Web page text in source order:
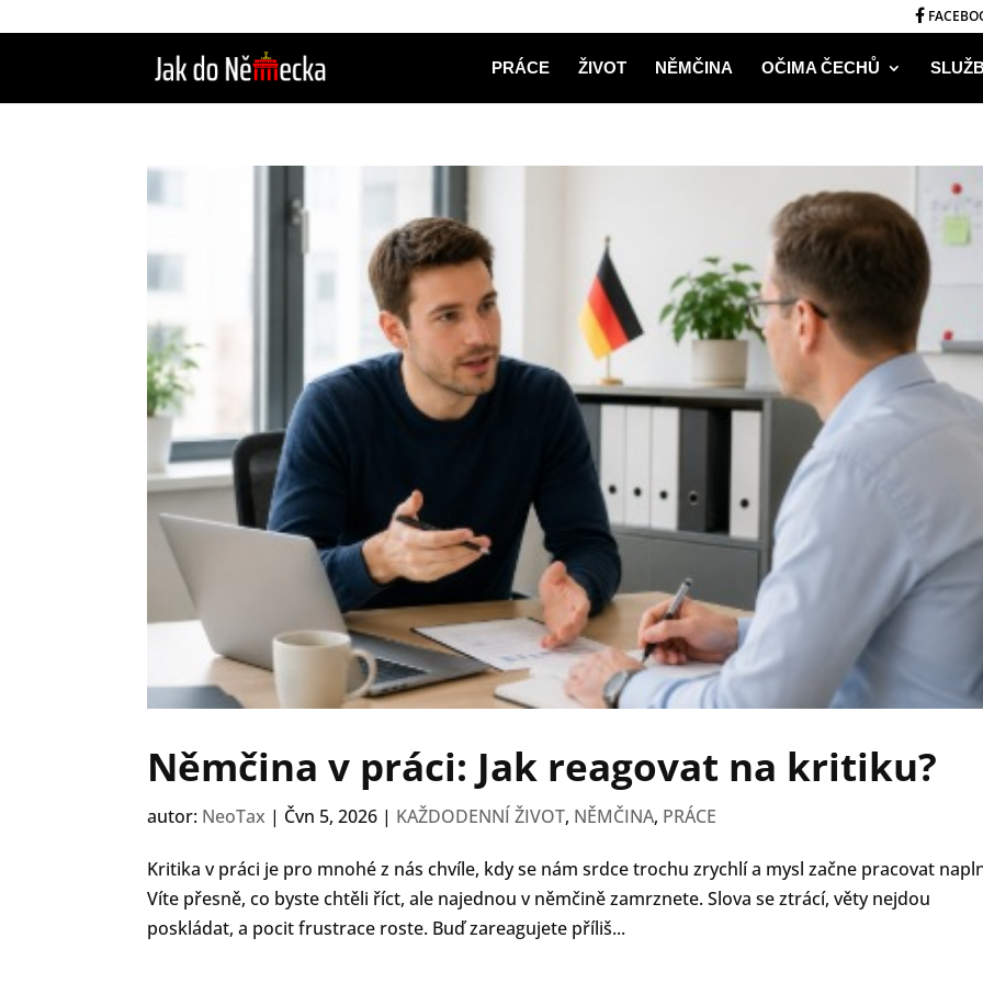
PRÁCE ŽIVOT NĚMČINA OČIMA ČECHŮ
Němčina v práci: Jak reagovat na kritiku?
autor: NeoTax | Čvn 5, 2026 | KAŽDODENNÍ ŽIVOT, NĚMČINA, PRÁCE
Kritika v práci je pro mnohé z nás chvíle, kdy se nám srdce trochu zrychlí a mysl začne pracovat
Víte přesně, co byste chtěli říct, ale najednou v němčině zamrznete. Slova se ztrácí, věty nejdou
poskládat, a pocit frustrace roste. Buď zareagujete příliš...